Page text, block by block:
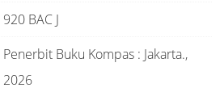
920 BAC J
Penerbit Buku Kompas : Jakarta.,
2026